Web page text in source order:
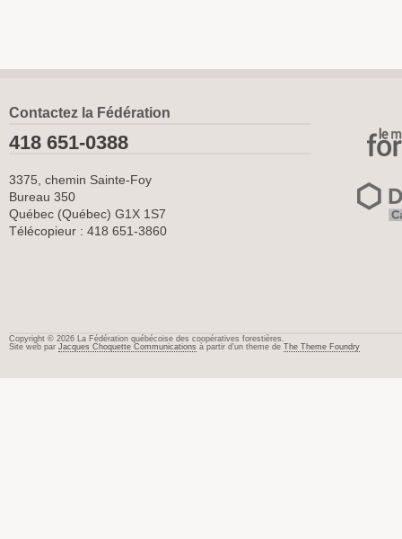
Contactez la Fédération
418 651-0388
3375, chemin Sainte-Foy
Bureau 350
Québec (Québec) G1X 1S7
Télécopieur : 418 651-3860
Copyright © 2026 La Fédération québécoise des coopératives forestières.
Site web par Jacques Choquette Communications à partir d’un theme de The Theme Foundry